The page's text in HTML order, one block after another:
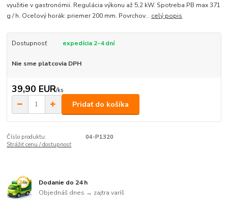
využitie v gastronómii. Regulácia výkonu až 5,2 kW. Spotreba PB max 371
g / h. Oceľový horák: priemer 200 mm. Povrchov... celý popis
Dostupnosť expedícia 2-4 dní
Nie sme platcovia DPH
39,90 EUR/ks
Pridať do košíka
Číslo produktu:
04-P1320
Strážiť cenu / dostupnosť
Dodanie do 24 h
Objednáš dnes → zajtra varíš